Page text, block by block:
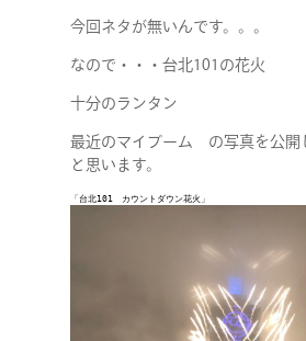
今回ネタが無いんです。。。
なので・・・台北101の花火
十分のランタン
最近のマイブーム の写真を公開
と思います。
「台北101　カウントダウン花火」